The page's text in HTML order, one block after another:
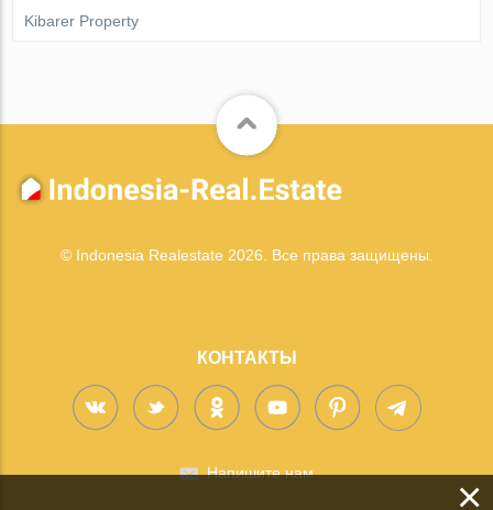
Kibarer Property
© Indonesia Realestate 2026. Все права защищены.
КОНТАКТЫ
Напишите нам
×